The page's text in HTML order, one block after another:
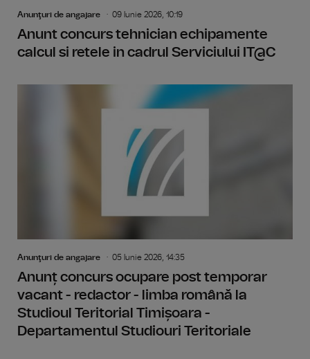
Anunţuri de angajare 09 Iunie 2026, 10:19
Anunt concurs tehnician echipamente
calcul si retele in cadrul Serviciului IT@C
Anunţuri de angajare 05 Iunie 2026, 14:35
Anunț concurs ocupare post temporar
vacant - redactor - limba română la
Studioul Teritorial Timișoara -
Departamentul Studiouri Teritoriale